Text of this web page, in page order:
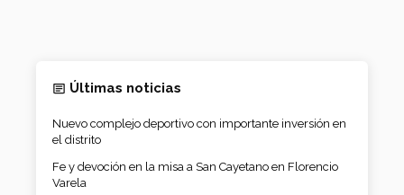
Últimas noticias
Nuevo complejo deportivo con importante inversión en
el distrito
Fe y devoción en la misa a San Cayetano en Florencio
Varela